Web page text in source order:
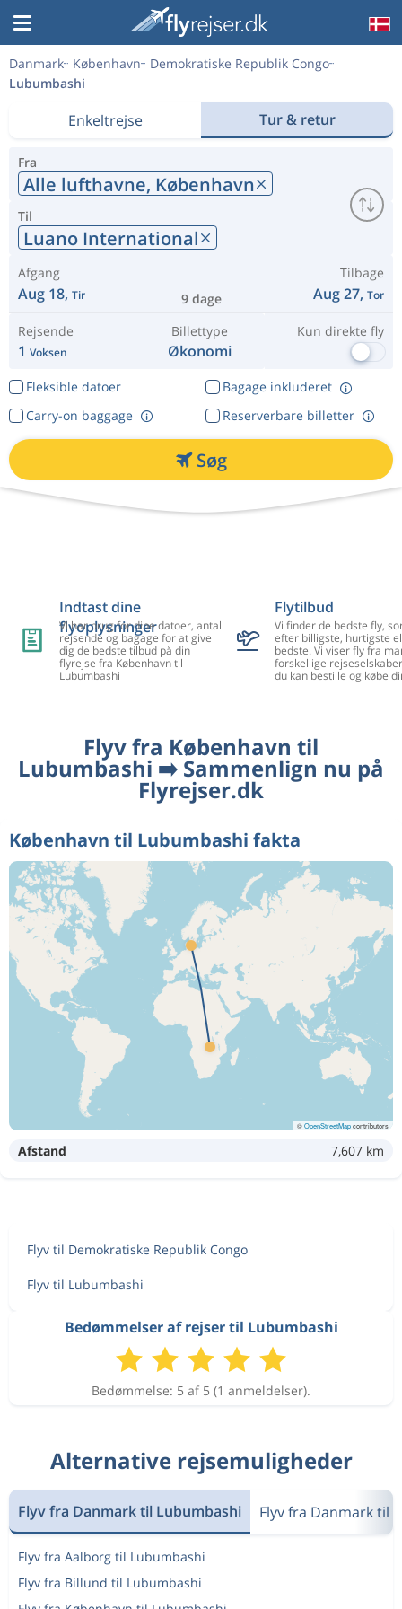
Danmark København
Demokratiske Republik Congo
Lubumbashi
Enkeltrejse Tur & retur
Fra
Alle lufthavne, København
Til
Luano International
Afgang
Aug 18, Tir 9 dage
Tilbage
Aug 27, Tor
Rejsende
1 Voksen
Billettype
Økonomi
Kun direkte fly
Fleksible datoer
Bagage inkluderet
Reserverbare billetter
Carry-on baggage
Søg
Indtast dine
flyoplysninger
Vi har brug for dine datoer, antal
rejsende og bagage for at give
dig de bedste tilbud på din
flyrejse fra København til
Lubumbashi
Flytilbud
Vi finder de bedste fly,
efter billigste, hurtigste
bedste. Vi viser fly fra
forskellige
du kan bestille og købe
Flyv fra København til
Lubumbashi ➡️ Sammenlign nu på
Flyrejser.dk
København til Lubumbashi fakta
©OpenStreetMapcontributors
Afstand 7,607 km
Flyv til Demokratiske Republik Congo
Flyv til Lubumbashi
Bedømmelser af rejser til Lubumbashi
Bedømmelse: 5 af 5 (1 anmeldelser).
Alternative rejsemuligheder
Flyv fra Danmark til Lubumbashi Flyv fra Danmark til
Flyv fra Aalborg til Lubumbashi
Flyv fra Billund til Lubumbashi